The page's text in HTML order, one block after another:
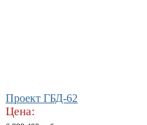
Проект ГБД-62
Цена: